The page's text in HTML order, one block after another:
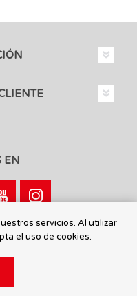
EN
Ibi, Alicante
servicios. Al utilizar
el uso de cookies.